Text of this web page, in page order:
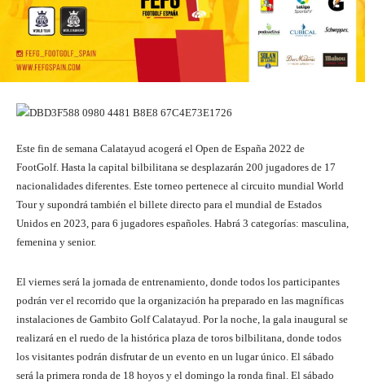
Este fin de semana Calatayud acogerá el Open de España 2022 de
FootGolf. Hasta la capital bilbilitana se desplazarán 200 jugadores de 17
nacionalidades diferentes. Este torneo pertenece al circuito mundial World
Tour y supondrá también el billete directo para el mundial de Estados
Unidos en 2023, para 6 jugadores españoles. Habrá 3 categorías: masculina,
femenina y senior.
El viernes será la jornada de entrenamiento, donde todos los participantes
podrán ver el recorrido que la organización ha preparado en las magníficas
instalaciones de Gambito Golf Calatayud. Por la noche, la gala inaugural se
realizará en el ruedo de la histórica plaza de toros bilbilitana, donde todos
los visitantes podrán disfrutar de un evento en un lugar único. El sábado
será la primera ronda de 18 hoyos y el domingo la ronda final. El sábado